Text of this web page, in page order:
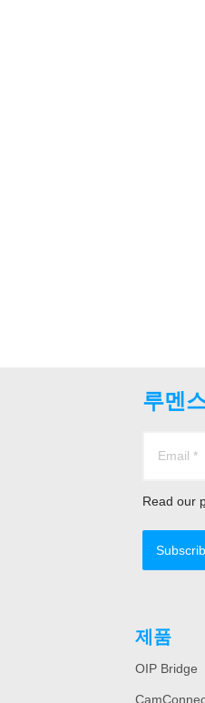
루멘
Read our
제품
OIP Bridge